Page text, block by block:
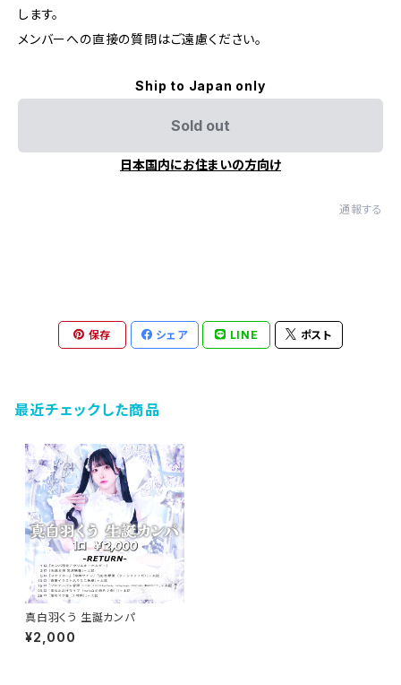
します。
メンバーへの直接の質問はご遠慮ください。
Ship to Japan only
Sold out
日本国内にお住まいの方向け
通報する
保存 シェア LINE ポスト
最近チェックした商品
真白羽くう 生誕カンパ
¥2,000